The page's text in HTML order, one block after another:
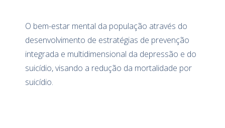
O bem-estar mental da população através do
desenvolvimento de estratégias de prevenção
integrada e multidimensional da depressão e do
suicídio, visando a redução da mortalidade por
suicídio.